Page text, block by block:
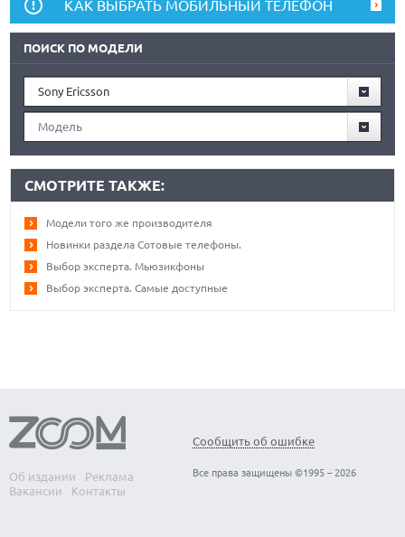
КАК ВЫБРАТЬ МОБИЛЬНЫЙ ТЕЛЕФОН
ПОИСК ПО МОДЕЛИ
Sony Ericsson
Модель
СМОТРИТЕ ТАКЖЕ:
Модели того же производителя
Новинки раздела Сотовые телефоны.
Выбор эксперта. Мьюзикфоны
Выбор эксперта. Самые доступные
Об издании
Реклама
Вакансии
Контакты
Сообщить об ошибке
Все права защищены ©1995 – 2026